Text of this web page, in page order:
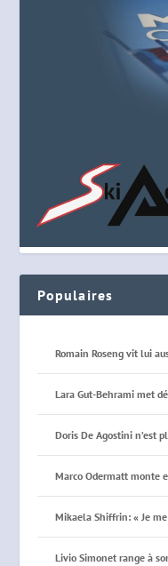
Populaires
Romain Roseng vit lui
Lara Gut-Behrami met
Doris De Agostini n’est
Marco Odermatt monte
Mikaela Shiffrin: « Je
Livio Simonet range à